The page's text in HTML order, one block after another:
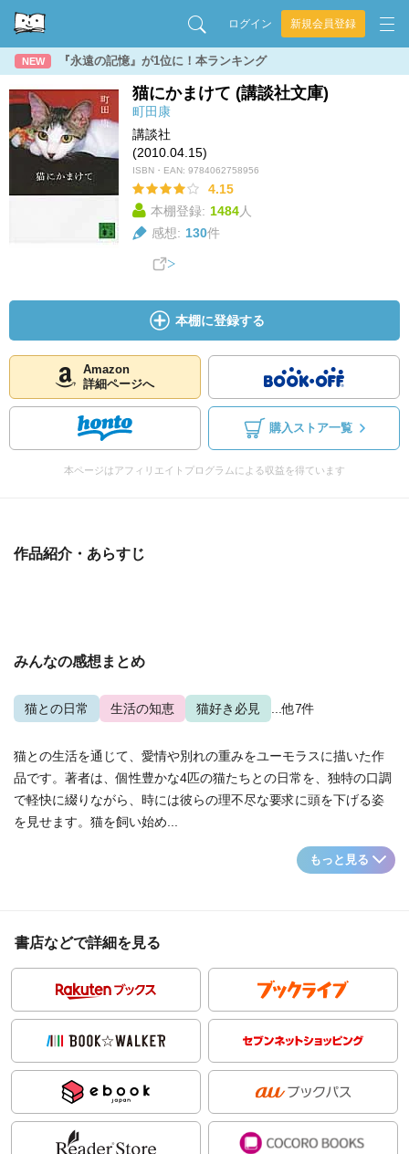
ログイン 新規会員登録
NEW 『永遠の記憶』が1位に！本ランキング
猫にかまけて (講談社文庫)
町田康
講談社
(2010.04.15)
ISBN・EAN: 9784062758956
4.15
本棚登録: 1484人
感想: 130件
本棚に登録する
Amazon
詳細ページへ
購入ストア一覧
本ページはアフィリエイトプログラムによる収益を得ています
作品紹介・あらすじ
みんなの感想まとめ
猫との日常 生活の知恵 猫好き必見 ...他7件
猫との生活を通じて、愛情や別れの重みをユーモラスに描いた作
品です。著者は、個性豊かな4匹の猫たちとの日常を、独特の口調
で軽快に綴りながら、時には彼らの理不尽な要求に頭を下げる姿
を見せます。猫を飼い始め...
もっと見る
書店などで詳細を見る